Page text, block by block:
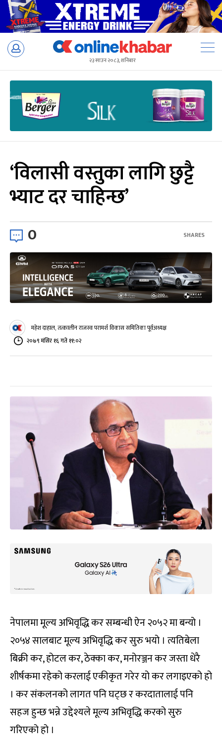
Skip
२३ साउन २०८३, शनिबार
‘विलासी वस्तुका लागि छुट्टै
भ्याट दर चाहिन्छ’
0 SHARES
महेश दाहाल, तत्कालीन राजस्व परामर्श विकास समितिका पूर्वअध्यक्ष
२०७९ मंसिर १६ गते ११:०२
नेपालमा मूल्य अभिवृद्धि कर सम्बन्धी ऐन २०५२ मा बन्यो ।
२०५४ सालबाट मूल्य अभिवृद्धि कर सुरु भयो । त्यतिबेला
बिक्री कर, होटल कर, ठेक्का कर, मनोरञ्जन कर जस्ता धेरै
शीर्षकमा रहेको करलाई एकीकृत गरेर यो कर लगाइएको हो
। कर संकलनको लागत पनि घट्छ र करदातालाई पनि
सहज हुन्छ भन्ने उद्देश्यले मूल्य अभिवृद्धि करको सुरु
गरिएको हो ।